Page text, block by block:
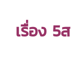
เรื่อง 5